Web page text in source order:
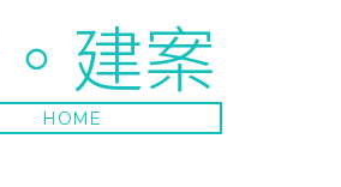
建案
HOME